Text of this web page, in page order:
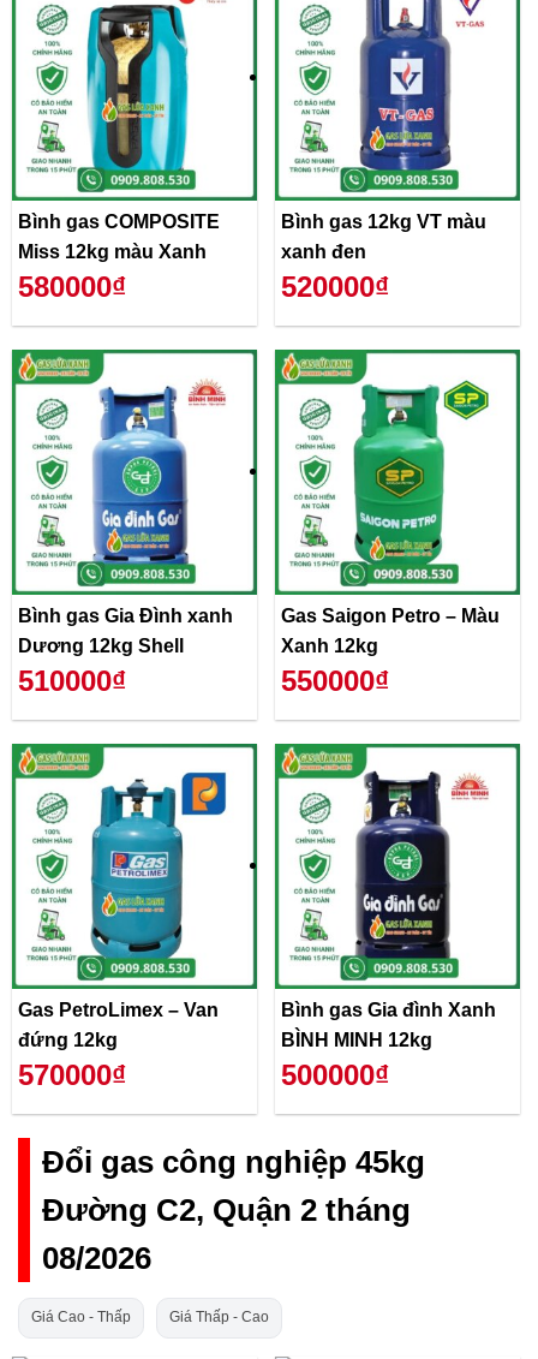
Bình gas COMPOSITE
Miss 12kg màu Xanh
580000₫
Bình gas 12kg VT màu
xanh đen
520000₫
Bình gas Gia Đình xanh
Dương 12kg Shell
510000₫
Gas Saigon Petro – Màu
Xanh 12kg
550000₫
Gas PetroLimex – Van
đứng 12kg
570000₫
Bình gas Gia đình Xanh
BÌNH MINH 12kg
500000₫
Đổi gas công nghiệp 45kg
Đường C2, Quận 2 tháng
08/2026
Giá Cao - Thấp Giá Thấp - Cao